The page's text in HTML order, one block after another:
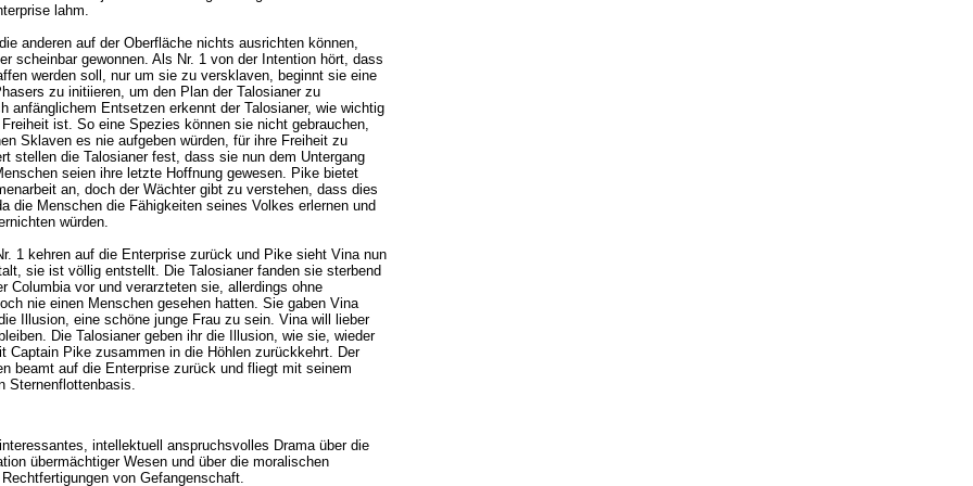
lahm.
anderen auf der Oberfläche nichts ausrichten können,
scheinbar gewonnen. Als Nr. 1 von der Intention hört, dass
werden soll, nur um sie zu versklaven, beginnt sie eine
zu initiieren, um den Plan der Talosianer zu
anfänglichem Entsetzen erkennt der Talosianer, wie wichtig
ist. So eine Spezies können sie nicht gebrauchen,
Sklaven es nie aufgeben würden, für ihre Freiheit zu
stellen die Talosianer fest, dass sie nun dem Untergang
seien ihre letzte Hoffnung gewesen. Pike bietet
an, doch der Wächter gibt zu verstehen, dass dies
die Menschen die Fähigkeiten seines Volkes erlernen und
würden.
1 kehren auf die Enterprise zurück und Pike sieht Vina nun
sie ist völlig entstellt. Die Talosianer fanden sie sterbend
Columbia vor und verarzteten sie, allerdings ohne
nie einen Menschen gesehen hatten. Sie gaben Vina
Illusion, eine schöne junge Frau zu sein. Vina will lieber
Die Talosianer geben ihr die Illusion, wie sie, wieder
Captain Pike zusammen in die Höhlen zurückkehrt. Der
beamt auf die Enterprise zurück und fliegt mit seinem
Sternenflottenbasis.
intellektuell anspruchsvolles Drama über die
übermächtiger Wesen und über die moralischen
von Gefangenschaft.